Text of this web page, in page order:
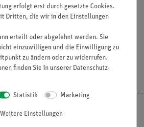
ab 300,- €
erfolgt erst durch gesetzte Cookies.
Dritten, die wir in den Einstellungen
erteilt oder abgelehnt werden. Sie
einzuwilligen und die Einwilligung zu
zu ändern oder zu widerrufen.
finden Sie in unserer Daten­schutz­
Statistik Marketing
Weitere Einstellungen